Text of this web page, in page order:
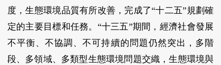
度，生態環境品質有所改善，完成了“十二五”規劃確
定的主要目標和任務。“十三五”期間，經濟社會發展
不平衡、不協調、不可持續的問題仍然突出，多階
段、多領域、多類型生態環境問題交織，生態環境與